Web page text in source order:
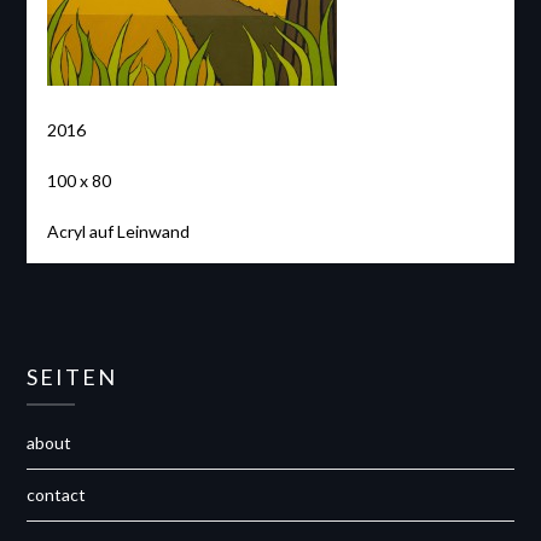
2016
100 x 80
Acryl auf Leinwand
SEITEN
about
contact